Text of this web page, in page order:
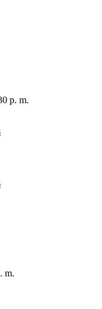
p. m.
m.